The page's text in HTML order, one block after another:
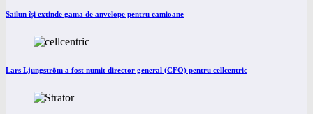
Sailun își extinde gama de anvelope pentru camioane
Lars Ljungström a fost numit director general (CFO) pentru cellcentric